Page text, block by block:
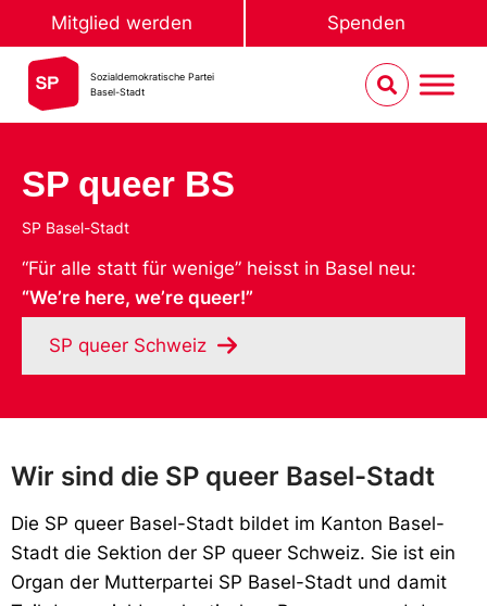
Mitglied werden Spenden
Sozialdemokratische Partei
Basel-Stadt
SP queer BS
SP Basel-Stadt
“Für alle statt für wenige” heisst in Basel neu:
“We’re here, we’re queer!”
SP queer Schweiz
Wir sind die SP queer Basel-Stadt
Die SP queer Basel-Stadt bildet im Kanton Basel-
Stadt die Sektion der SP queer Schweiz. Sie ist ein
Organ der Mutterpartei SP Basel-Stadt und damit